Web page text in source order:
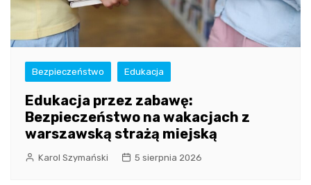
Bezpieczeństwo Edukacja
Edukacja przez zabawę:
Bezpieczeństwo na wakacjach z
warszawską strażą miejską
Karol Szymański 5 sierpnia 2026